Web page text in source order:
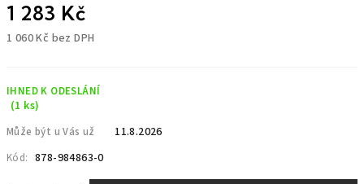
1 283 Kč
1 060 Kč bez DPH
IHNED K ODESLÁNÍ
(1 ks)
Může být u Vás už 11.8.2026
Kód: 878-984863-0